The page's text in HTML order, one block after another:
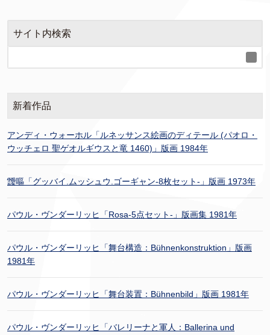
サイト内検索
新着作品
アンディ・ウォーホル「ルネッサンス絵画のディテール (パオロ・
ウッチェロ 聖ゲオルギウスと竜 1460)」版画 1984年
靉嘔「グッバイ.ムッシュウ.ゴーギャン-8枚セット-」版画 1973年
パウル・ヴンダーリッヒ「Rosa-5点セット-」版画集 1981年
パウル・ヴンダーリッヒ「舞台構造：Bühnenkonstruktion」版画
1981年
パウル・ヴンダーリッヒ「舞台装置：Bühnenbild」版画 1981年
パウル・ヴンダーリッヒ「バレリーナと軍人：Ballerina und